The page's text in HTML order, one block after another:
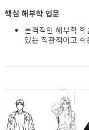
핵심 해부학 입문
본격적인 해부학
있는 직관적이고